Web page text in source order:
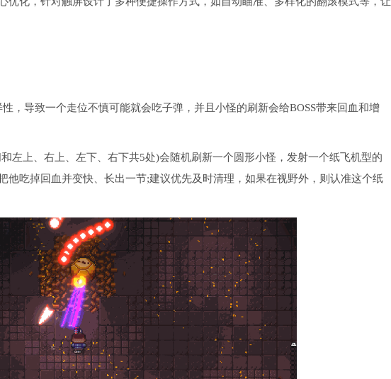
，导致一个走位不慎可能就会吃子弹，并且小怪的刷新会给BOSS带来回血和增
左上、右上、左下、右下共5处)会随机刷新一个圆形小怪，发射一个纸飞机型的
他吃掉回血并变快、长出一节;建议优先及时清理，如果在视野外，则认准这个纸